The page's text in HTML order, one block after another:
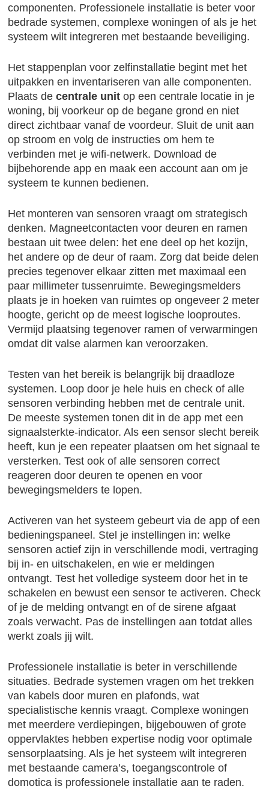
componenten. Professionele installatie is beter voor
bedrade systemen, complexe woningen of als je het
systeem wilt integreren met bestaande beveiliging.
Het stappenplan voor zelfinstallatie begint met het
uitpakken en inventariseren van alle componenten.
Plaats decentrale unit op een centrale locatie in je
woning, bij voorkeur op de begane grond en niet
direct zichtbaar vanaf de voordeur. Sluit de unit aan
op stroom en volg de instructies om hem te
verbinden met je wifi-netwerk. Download de
bijbehorende app en maak een account aan om je
systeem te kunnen bedienen.
Het monteren van sensoren vraagt om strategisch
denken. Magneetcontacten voor deuren en ramen
bestaan uit twee delen: het ene deel op het kozijn,
het andere op de deur of raam. Zorg dat beide delen
precies tegenover elkaar zitten met maximaal een
paar millimeter tussenruimte. Bewegingsmelders
plaats je in hoeken van ruimtes op ongeveer 2 meter
hoogte, gericht op de meest logische looproutes.
Vermijd plaatsing tegenover ramen of verwarmingen
omdat dit valse alarmen kan veroorzaken.
Testen van het bereik is belangrijk bij draadloze
systemen. Loop door je hele huis en check of alle
sensoren verbinding hebben met de centrale unit.
De meeste systemen tonen dit in de app met een
signaalsterkte-indicator. Als een sensor slecht bereik
heeft, kun je een repeater plaatsen om het signaal te
versterken. Test ook of alle sensoren correct
reageren door deuren te openen en voor
bewegingsmelders te lopen.
Activeren van het systeem gebeurt via de app of een
bedieningspaneel. Stel je instellingen in: welke
sensoren actief zijn in verschillende modi, vertraging
bij in- en uitschakelen, en wie er meldingen
ontvangt. Test het volledige systeem door het in te
schakelen en bewust een sensor te activeren. Check
of je de melding ontvangt en of de sirene afgaat
zoals verwacht. Pas de instellingen aan totdat alles
werkt zoals jij wilt.
Professionele installatie is beter in verschillende
situaties. Bedrade systemen vragen om het trekken
van kabels door muren en plafonds, wat
specialistische kennis vraagt. Complexe woningen
met meerdere verdiepingen, bijgebouwen of grote
oppervlaktes hebben expertise nodig voor optimale
sensorplaatsing. Als je het systeem wilt integreren
met bestaande camera’s, toegangscontrole of
domotica is professionele installatie aan te raden.